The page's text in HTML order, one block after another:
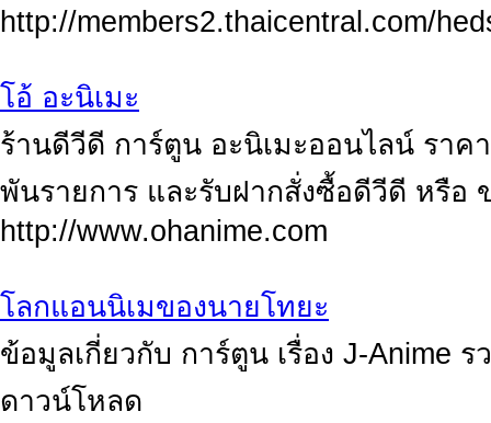
http://members2.thaicentral.com/
โอ้ อะนิเมะ
ร้านดีวีดี การ์ตูน อะนิเมะออนไลน์ รา
พันรายการ และรับฝากสั่งซื้อดีวีดี หรือ
http://www.ohanime.com
โลกแอนนิเมของนายโทยะ
ข้อมูลเกี่ยวกับ การ์ตูน เรื่อง J-Anime
ดาวน์โหลด